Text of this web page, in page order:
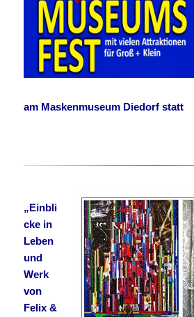
am Maskenmuseum Diedorf statt
„Einbli
cke in
Leben
und
Werk
von
Felix &